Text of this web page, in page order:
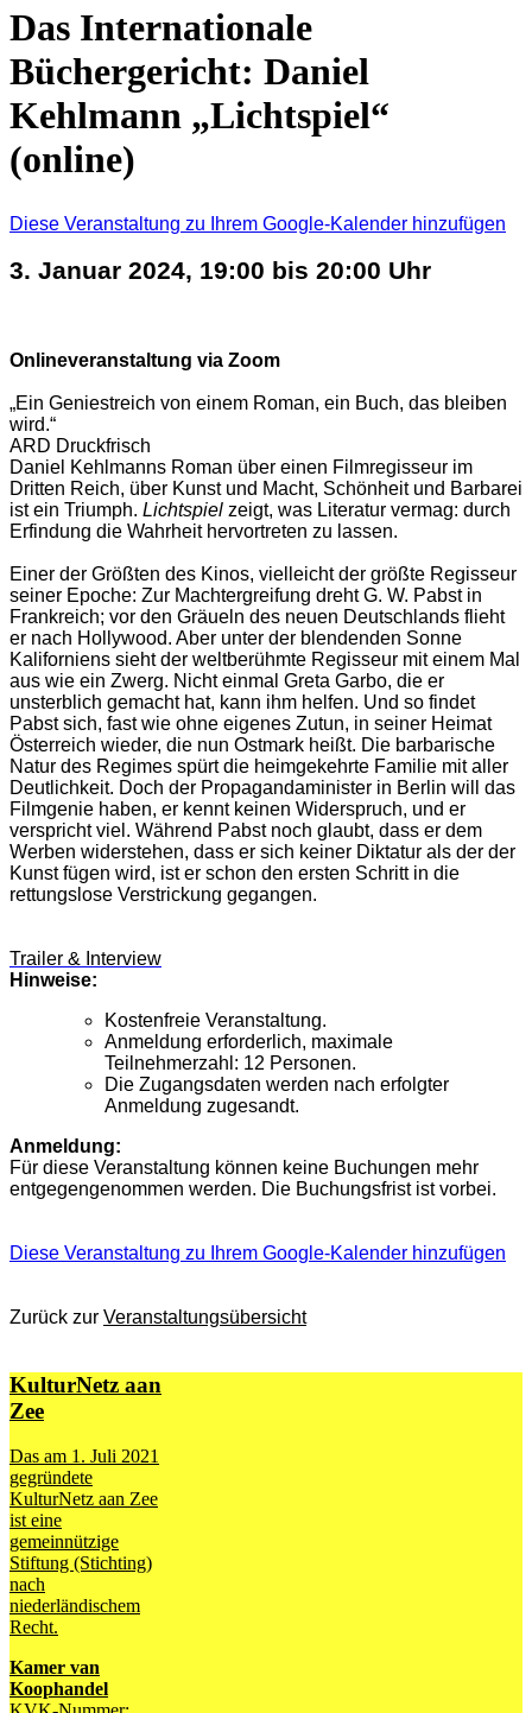
Das Internationale
Büchergericht: Daniel
Kehlmann „Lichtspiel“
(online)
Diese Veranstaltung zu Ihrem Google-Kalender hinzufügen
3. Januar 2024, 19:00 bis 20:00 Uhr
Onlineveranstaltung via Zoom
„Ein Geniestreich von einem Roman, ein Buch, das bleiben
wird.“
ARD Druckfrisch
Daniel Kehlmanns Roman über einen Filmregisseur im
Dritten Reich, über Kunst und Macht, Schönheit und Barbarei
ist ein Triumph. Lichtspiel zeigt, was Literatur vermag: durch
Erfindung die Wahrheit hervortreten zu lassen.
Einer der Größten des Kinos, vielleicht der größte Regisseur
seiner Epoche: Zur Machtergreifung dreht G. W. Pabst in
Frankreich; vor den Gräueln des neuen Deutschlands flieht
er nach Hollywood. Aber unter der blendenden Sonne
Kaliforniens sieht der weltberühmte Regisseur mit einem Mal
aus wie ein Zwerg. Nicht einmal Greta Garbo, die er
unsterblich gemacht hat, kann ihm helfen. Und so findet
Pabst sich, fast wie ohne eigenes Zutun, in seiner Heimat
Österreich wieder, die nun Ostmark heißt. Die barbarische
Natur des Regimes spürt die heimgekehrte Familie mit aller
Deutlichkeit. Doch der Propagandaminister in Berlin will das
Filmgenie haben, er kennt keinen Widerspruch, und er
verspricht viel. Während Pabst noch glaubt, dass er dem
Werben widerstehen, dass er sich keiner Diktatur als der der
Kunst fügen wird, ist er schon den ersten Schritt in die
rettungslose Verstrickung gegangen.
Trailer & Interview
Hinweise:
Kostenfreie Veranstaltung.
Anmeldung erforderlich, maximale
Teilnehmerzahl: 12 Personen.
Die Zugangsdaten werden nach erfolgter
Anmeldung zugesandt.
Anmeldung:
Für diese Veranstaltung können keine Buchungen mehr
entgegengenommen werden. Die Buchungsfrist ist vorbei.
Diese Veranstaltung zu Ihrem Google-Kalender hinzufügen
Zurück zur Veranstaltungsübersicht
KulturNetz aan
Zee
Das am 1. Juli 2021
gegründete
KulturNetz aan Zee
ist eine
gemeinnützige
Stiftung (Stichting)
nach
niederländischem
Recht.
Kamer van
Koophandel